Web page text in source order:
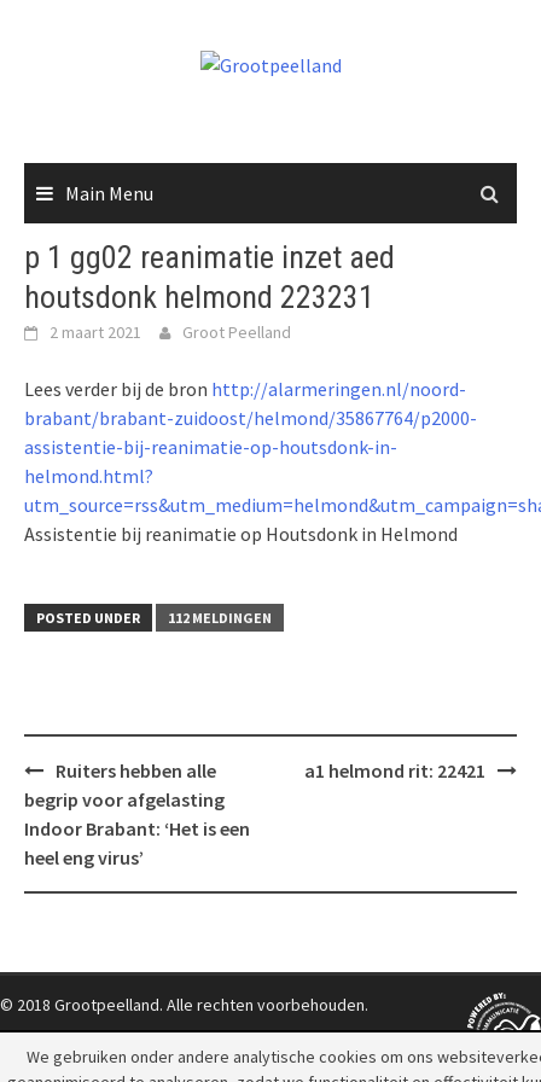
Main Menu
p 1 gg02 reanimatie inzet aed
houtsdonk helmond 223231
2 maart 2021 Groot Peelland
Lees verder bij de bron http://alarmeringen.nl/noord-
brabant/brabant-zuidoost/helmond/35867764/p2000-
assistentie-bij-reanimatie-op-houtsdonk-in-
helmond.html?
Assistentie bij reanimatie op Houtsdonk in Helmond
POSTED UNDER 112 MELDINGEN
Post
navigation
Ruiters hebben alle
begrip voor afgelasting
Indoor Brabant: ‘Het is een
heel eng virus’
a1 helmond rit: 22421
© 2018 Grootpeelland. Alle rechten voorbehouden.
We gebruiken onder andere analytische cookies om ons